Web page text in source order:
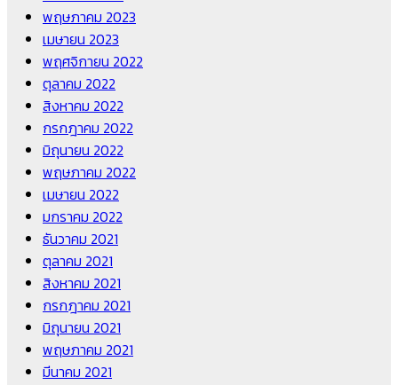
พฤษภาคม 2023
เมษายน 2023
พฤศจิกายน 2022
ตุลาคม 2022
สิงหาคม 2022
กรกฎาคม 2022
มิถุนายน 2022
พฤษภาคม 2022
เมษายน 2022
มกราคม 2022
ธันวาคม 2021
ตุลาคม 2021
สิงหาคม 2021
กรกฎาคม 2021
มิถุนายน 2021
พฤษภาคม 2021
มีนาคม 2021